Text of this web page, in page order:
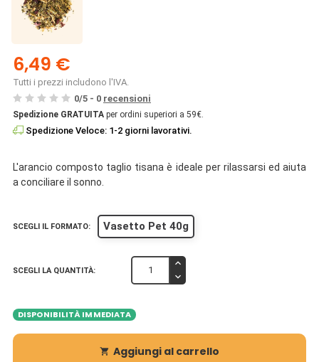
6,49 €
Tutti i prezzi includono l'IVA.
0/5 - 0 recensioni
Spedizione GRATUITA per ordini superiori a 59€.
Spedizione Veloce: 1-2 giorni lavorativi.
L'arancio composto taglio tisana è ideale per rilassarsi ed aiuta
a conciliare il sonno.
SCEGLI IL FORMATO: Vasetto Pet 40g
SCEGLI LA QUANTITÀ:
DISPONIBILITÀ IMMEDIATA
 Aggiungi al carrello